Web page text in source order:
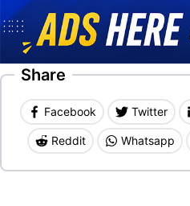
Share
Facebook Twitter
Reddit Whatsapp